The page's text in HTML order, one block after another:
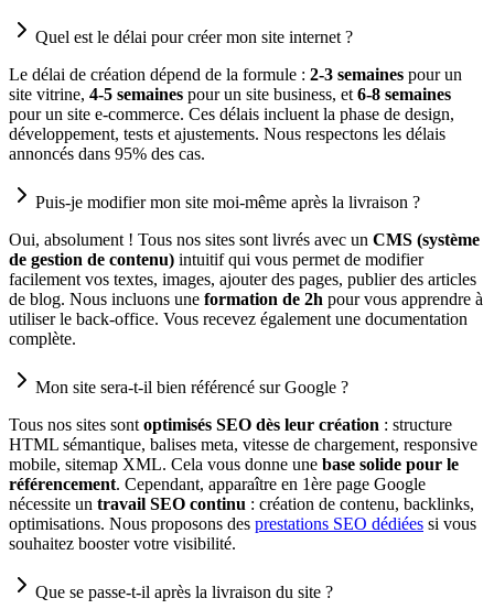
Quel est le délai pour créer mon site internet ?
Le délai de création dépend de la formule : 2-3 semaines pour un
site vitrine, 4-5 semaines pour un site business, et 6-8 semaines
pour un site e-commerce. Ces délais incluent la phase de design,
développement, tests et ajustements. Nous respectons les délais
annoncés dans 95% des cas.
Puis-je modifier mon site moi-même après la livraison ?
Oui, absolument ! Tous nos sites sont livrés avec un CMS (système
de gestion de contenu) intuitif qui vous permet de modifier
facilement vos textes, images, ajouter des pages, publier des articles
de blog. Nous incluons une formation de 2h pour vous apprendre à
utiliser le back-office. Vous recevez également une documentation
complète.
Mon site sera-t-il bien référencé sur Google ?
Tous nos sites sont optimisés SEO dès leur création : structure
HTML sémantique, balises meta, vitesse de chargement, responsive
mobile, sitemap XML. Cela vous donne une base solide pour le
référencement. Cependant, apparaître en 1ère page Google
nécessite un travail SEO continu : création de contenu, backlinks,
optimisations. Nous proposons des prestations SEO dédiées si vous
souhaitez booster votre visibilité.
Que se passe-t-il après la livraison du site ?